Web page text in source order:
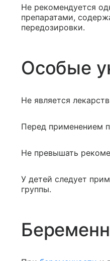
Не рекомендуется
препаратами,
передозировки.
Особые
Не является
Перед применением
Не превышать
У детей следует
группы.